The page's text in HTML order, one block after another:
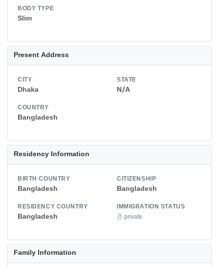
BODY TYPE
Slim
Present Address
CITY
Dhaka
STATE
N/A
COUNTRY
Bangladesh
Residency Information
BIRTH COUNTRY
Bangladesh
CITIZENSHIP
Bangladesh
RESIDENCY COUNTRY
Bangladesh
IMMIGRATION STATUS
private
Family Information